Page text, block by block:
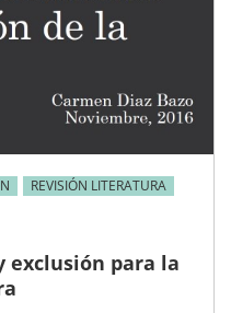
REVISIÓN LITERATURA
exclusión para la